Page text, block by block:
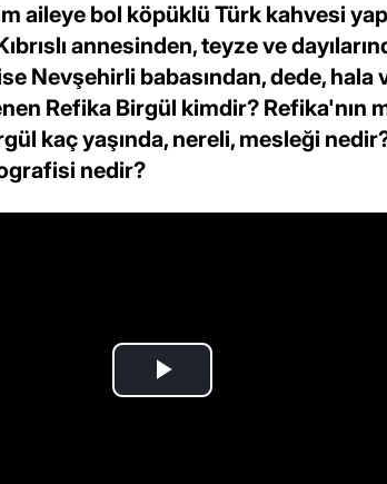
aileye bol köpüklü Türk kahvesi
annesinden, teyze ve
Nevşehirli babasından, dede, hala
Refika Birgül kimdir? Refika'nın
kaç yaşında, nereli, mesleği
nedir?